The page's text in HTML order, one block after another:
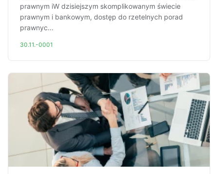
prawnym iW dzisiejszym skomplikowanym świecie
prawnym i bankowym, dostęp do rzetelnych porad
prawnyc...
30.11.-0001